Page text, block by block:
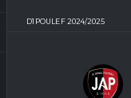
D1 POULE F 2024/2025